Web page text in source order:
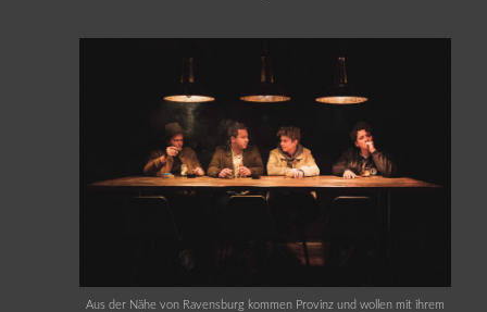
Aus der Nähe von Ravensburg kommen Provinz und wollen mit ihrem